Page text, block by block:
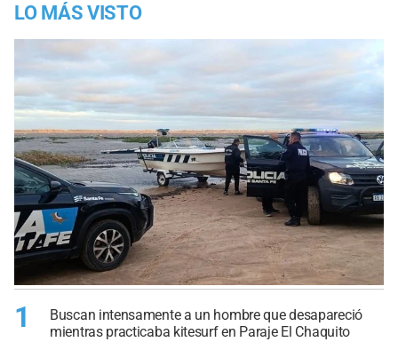
LO MÁS VISTO
1
Buscan intensamente a un hombre que desapareció
mientras practicaba kitesurf en Paraje El Chaquito